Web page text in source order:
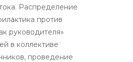
Распределение
против
руководителя»
в коллективе
проведение